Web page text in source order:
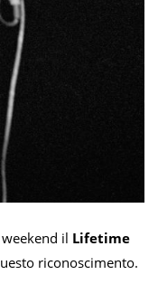
il Lifetime
riconoscimento.